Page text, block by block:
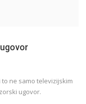
ne samo televizijskim
ugovor.